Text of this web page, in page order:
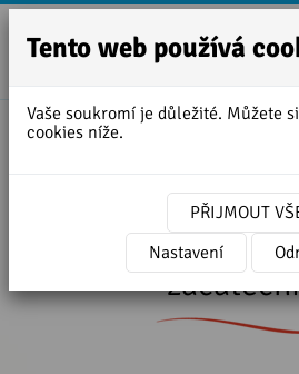
Úvodní stránka
ANGLIČTINA Z
Tento web používá
Vaše soukromí je důležité. Můžete
cookies níže.
PŘIJMOUT
Nastavení